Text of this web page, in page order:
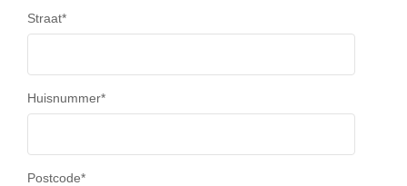
Straat*
Huisnummer*
Postcode*